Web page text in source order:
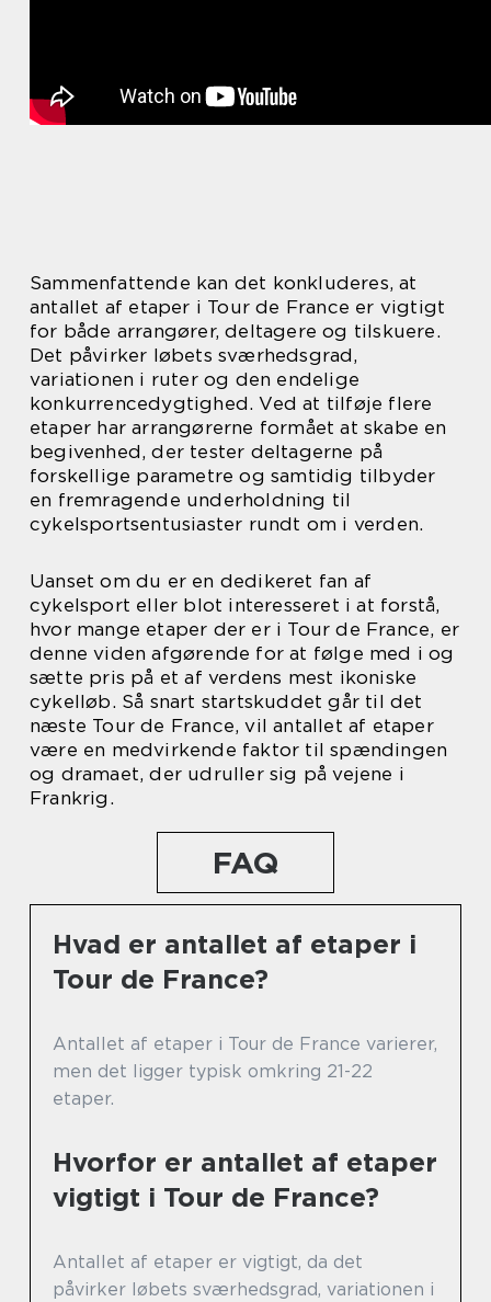
Sammenfattende kan det konkluderes, at
antallet af etaper i Tour de France er vigtigt
for både arrangører, deltagere og tilskuere.
Det påvirker løbets sværhedsgrad,
variationen i ruter og den endelige
konkurrencedygtighed. Ved at tilføje flere
etaper har arrangørerne formået at skabe en
begivenhed, der tester deltagerne på
forskellige parametre og samtidig tilbyder
en fremragende underholdning til
cykelsportsentusiaster rundt om i verden.
Uanset om du er en dedikeret fan af
cykelsport eller blot interesseret i at forstå,
hvor mange etaper der er i Tour de France, er
denne viden afgørende for at følge med i og
sætte pris på et af verdens mest ikoniske
cykelløb. Så snart startskuddet går til det
næste Tour de France, vil antallet af etaper
være en medvirkende faktor til spændingen
og dramaet, der udruller sig på vejene i
Frankrig.
FAQ
Hvad er antallet af etaper i
Tour de France?
Antallet af etaper i Tour de France varierer,
men det ligger typisk omkring 21-22
etaper.
Hvorfor er antallet af etaper
vigtigt i Tour de France?
Antallet af etaper er vigtigt, da det
påvirker løbets sværhedsgrad, variationen i